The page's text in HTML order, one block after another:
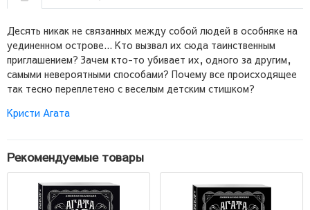
Десять никак не связанных между собой людей в особняке на
уединенном острове... Кто вызвал их сюда таинственным
приглашением? Зачем кто-то убивает их, одного за другим,
самыми невероятными способами? Почему все происходящее
так тесно переплетено с веселым детским стишком?
Кристи Агата
Рекомендуемые товары